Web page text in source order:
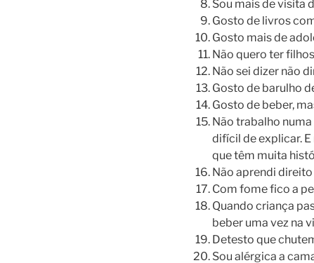
Sou mais de visita
Gosto de livros
Gosto mais de
Não quero ter
Não sei dizer não
Gosto de barulho
Gosto de beber,
Não trabalho
difícil de explicar.
que têm muita
Não aprendi
Com fome fico a
Quando criança
beber uma vez na
Detesto que
Sou alérgica a